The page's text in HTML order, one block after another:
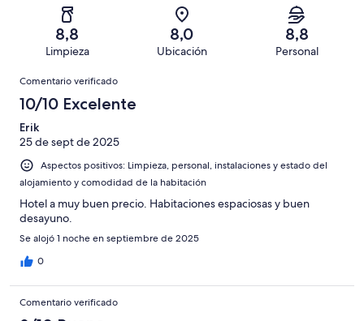
puntuación
puntuación
puntuación
Normal
una
puntuación
Mediocre
692
una
puntuación
de
8,8
Limpieza
8,0
Ubicación
8,8
Personal
Comentarios
Comentario verificado
10/10 Excelente
Erik
25 de sept de 2025
Aspectos positivos: Limpieza, personal, instalaciones y estado del
alojamiento y comodidad de la habitación
Hotel a muy buen precio. Habitaciones espaciosas y buen
desayuno.
Se alojó 1 noche en septiembre de 2025
0
Comentario verificado